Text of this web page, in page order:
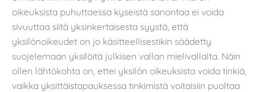
oikeuksista puhuttaessa kyseistä sanontaa ei voida
sivuuttaa siitä yksinkertaisesta syystä, että
yksilönoikeudet on jo käsitteellisestikin säädetty
suojelemaan yksilöitä julkisen vallan mielivallalta. Näin
ollen lähtökohta on, ettei yksilön oikeuksista voida tinkiä,
vaikka yksittäistapauksessa tinkimistä voitaisiin puoltaa